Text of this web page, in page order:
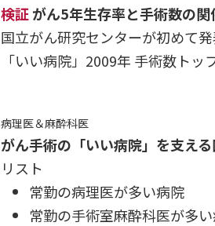
検証 がん5年生存率と手術数の関
国立がん研究センターが初めて
「いい病院」2009年 手術数トッ
病理医＆麻酔科医
がん手術の「いい病院」を支え
リスト
常勤の病理医が多い病院
常勤の手術室麻酔科医が多